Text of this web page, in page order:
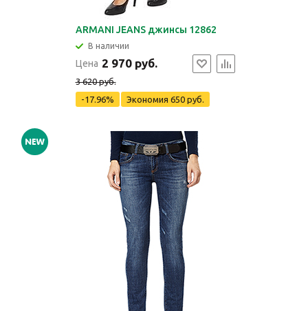
ARMANI JEANS джинсы 12862
В наличии
Цена 2 970 руб.
3 620 руб.
-17.96%
Экономия 650 руб.